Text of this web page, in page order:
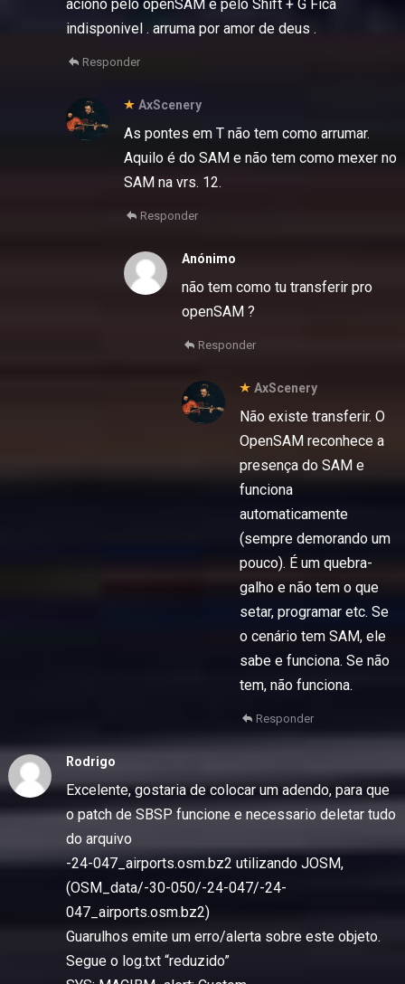
aciono pelo openSAM e pelo Shift + G Fica
indisponivel . arruma por amor de deus .
Responder
AxScenery
As pontes em T não tem como arrumar.
Aquilo é do SAM e não tem como mexer no
SAM na vrs. 12.
Responder
Anónimo
não tem como tu transferir pro
openSAM ?
Responder
AxScenery
Não existe transferir. O
OpenSAM reconhece a
presença do SAM e
funciona
automaticamente
(sempre demorando um
pouco). É um quebra-
galho e não tem o que
setar, programar etc. Se
o cenário tem SAM, ele
sabe e funciona. Se não
tem, não funciona.
Responder
Rodrigo
Excelente, gostaria de colocar um adendo, para que
o patch de SBSP funcione e necessario deletar tudo
do arquivo
-24-047_airports.osm.bz2 utilizando JOSM,
(OSM_data/-30-050/-24-047/-24-
047_airports.osm.bz2)
Guarulhos emite um erro/alerta sobre este objeto.
Segue o log.txt “reduzido”